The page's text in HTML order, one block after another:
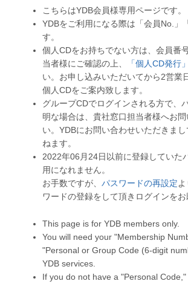
こちらはYDB会員様専用ページです。
YDBをご利用になる際は「会員No.」
す。
個人CDをお持ちでない方は、会員番
当者様にご確認の上、
「個人CD発行」
い。お申し込みいただいてから2営業
個人CDをご案内致します。
グループCDでログインされる方で、
明な場合は、貴社窓口担当者様へお問
い。YDBにお問い合わせいただきま
ねます。
2022年06月24日以前に登録していた
用になれません。
お手数ですが、 パスワードの再設定
ワードの登録をして頂きログインをお
This page is for YDB members only.
You will need your "Membership
"Personal or Group Code (6-digit
YDB services.
If you do not have a "Personal